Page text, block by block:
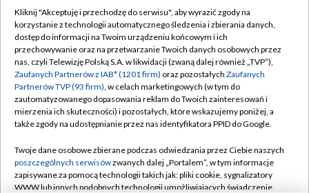
TVP
Abonament TVP
Emisja w TVP
Centrum informacji TVP
Naziemna Telewizja Cyfrowa
Rada Programowa
System NOS
Regulamin TVP
Polityka prywatności
Moje zgody
Pomoc
Kontakt
Kliknij "Akceptuję i przechodzę do serwisu", aby wyrazić zgody na
korzystanie z technologii automatycznego śledzenia i zbierania danych,
dostęp do informacji na Twoim urządzeniu końcowym i ich
przechowywanie oraz na przetwarzanie Twoich danych osobowych przez
nas, czyli Telewizję Polską S.A. w likwidacji (zwaną dalej również „TVP”),
Zaufanych Partnerów z IAB* (1201 firm) oraz pozostałych Zaufanych
Partnerów TVP (93 firm), w celach marketingowych (w tym do
zautomatyzowanego dopasowania reklam do Twoich zainteresowań i
mierzenia ich skuteczności) i pozostałych, które wskazujemy poniżej, a
także zgody na udostępnianie przez nas identyfikatora PPID do Google.
Twoje dane osobowe zbierane podczas odwiedzania przez Ciebie naszych
poszczególnych serwisówzwanych dalej „Portalem”, w tym informacje
zapisywane za pomocą technologii takich jak: pliki cookie, sygnalizatory
WWW lub innych podobnych technologii umożliwiających świadczenie